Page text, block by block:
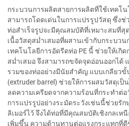
กระบวนการผลิตสายการผลิตที่ใช้เทคโ
สามารถโดดเด่นในการแปรรูปวัสดุ ซึ่งช่
ท่อสำเร็จรูปจะมีคุณสมบัติที่เหมาะสมที่สุ
เนื้อวัสดุสม่ำเสมอที่ผสานเข้ากับกระบว
เทคโนโลยีการอัดรีดท่อ PE นี้ ช่วยให้เกิ
สม่ำเสมอ จึงสามารถขจัดจุดอ่อนออกได้
รวมของท่ออย่างมีนัยสำคัญ แบบเกลียว
(extruder barrel) ช่วยให้การผสมวัสดุเ
ลดความเครียดจากความร้อนที่กระทำต่
การแปรรูปอย่างระมัดระวังเช่นนี้ช่วยรัก
ลิเมอร์ไว้ จึงได้ท่อที่มีคุณสมบัติเชิงกลเห
เพิ่มขึ้น ความต้านทานต่อแรงกระแทกที่